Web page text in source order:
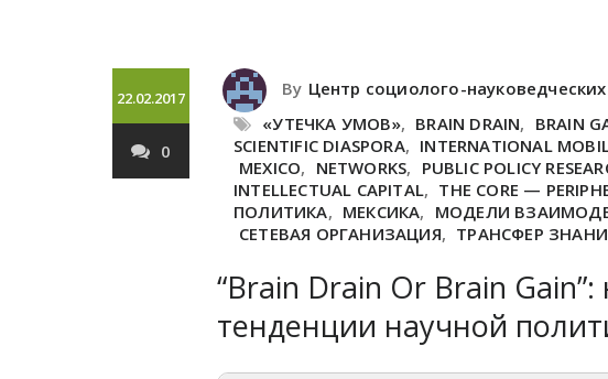
22.02.2017
0
By Центр социолого-
«УТЕЧКА УМОВ», BRAIN DRAIN, BRAIN
SCIENTIFIC DIASPORA, INTERNATIONAL
MEXICO, NETWORKS, PUBLIC POLICY
INTELLECTUAL CAPITAL, THE CORE —
ПОЛИТИКА, МЕКСИКА, МОДЕЛИ
СЕТЕВАЯ ОРГАНИЗАЦИЯ, ТРАНСФЕР
“Brain Drain Or Brain
тенденции научной